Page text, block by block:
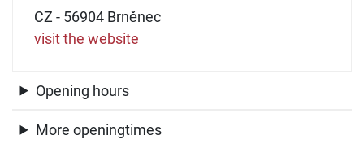
CZ - 56904 Brněnec
visit the website
Opening hours
More openingtimes